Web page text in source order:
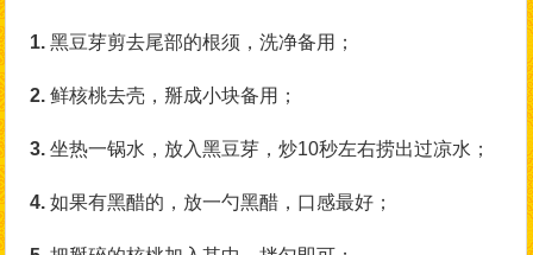
1. 黑豆芽剪去尾部的根须，洗净备用；
2.鲜核桃去壳，掰成小块备用；
3. 坐热一锅水，放入黑豆芽，炒10秒左右捞出过凉水；
4.如果有黑醋的，放一勺黑醋，口感最好；